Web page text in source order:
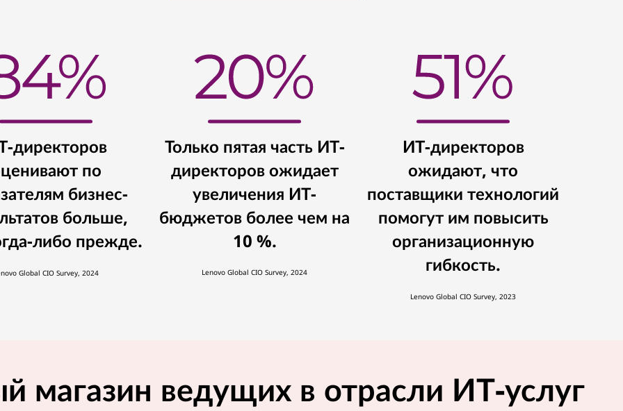
директоров
по
бизнес-
больше,
либо прежде.
Global CIO Survey, 2024
Только пятая часть ИТ-
директоров ожидает
увеличения ИТ-
бюджетов более чем на
10 %.
Lenovo Global CIO Survey, 2024
ИТ-директоров
ожидают, что
поставщики технологий
помогут им повысить
организационную
гибкость.
Lenovo Global CIO Survey, 2023
магазин ведущих в отрасли ИТ-услуг